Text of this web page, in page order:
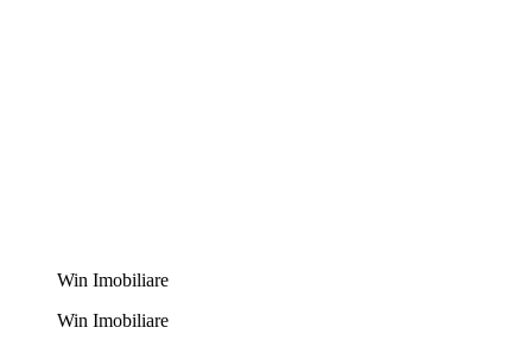
Win Imobiliare
Win Imobiliare